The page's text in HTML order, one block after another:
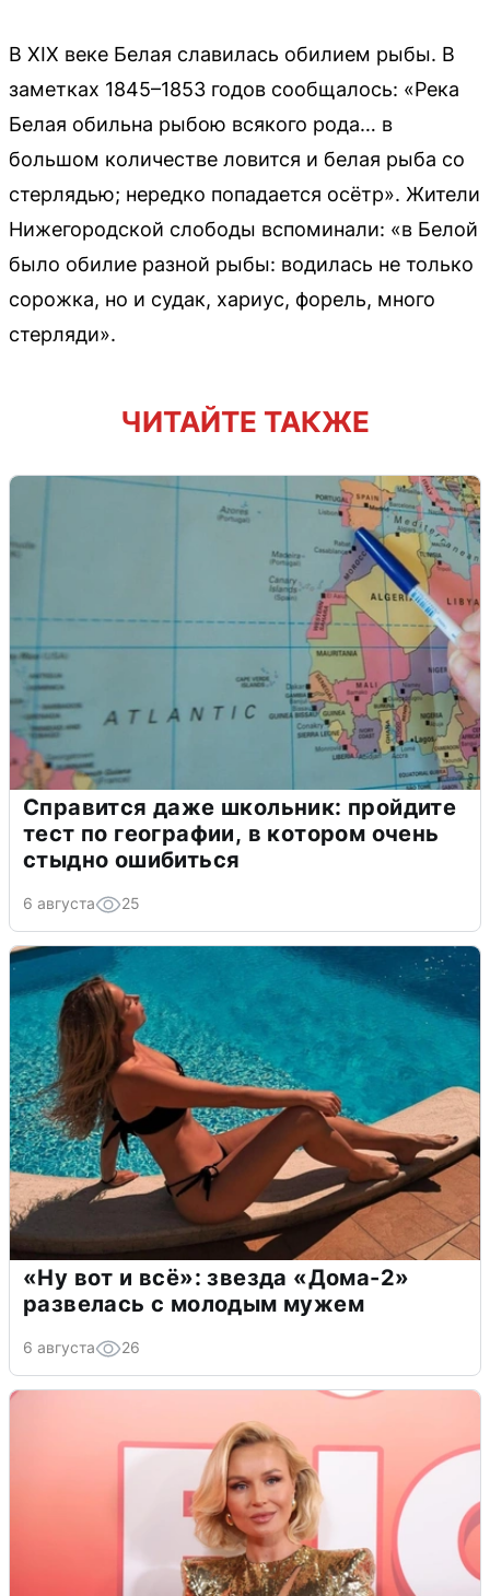
В XIX веке Белая славилась обилием рыбы. В
заметках 1845–1853 годов сообщалось: «Река
Белая обильна рыбою всякого рода… в
большом количестве ловится и белая рыба со
стерлядью; нередко попадается осётр». Жители
Нижегородской слободы вспоминали: «в Белой
было обилие разной рыбы: водилась не только
сорожка, но и судак, хариус, форель, много
стерляди».
ЧИТАЙТЕ ТАКЖЕ
Справится даже школьник: пройдите
тест по географии, в котором очень
стыдно ошибиться
6 августа 25
«Ну вот и всё»: звезда «Дома-2»
развелась с молодым мужем
6 августа 26